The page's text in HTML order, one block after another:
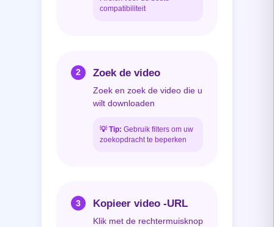
compatibiliteit
2 Zoek de video
Zoek en zoek de video die u
wilt downloaden
💡Tip: Gebruik filters om uw
zoekopdracht te beperken
3 Kopieer video -URL
Klik met de rechtermuisknop